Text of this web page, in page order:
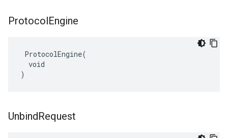
ProtocolEngine
ProtocolEngine(
  void
)
UnbindRequest